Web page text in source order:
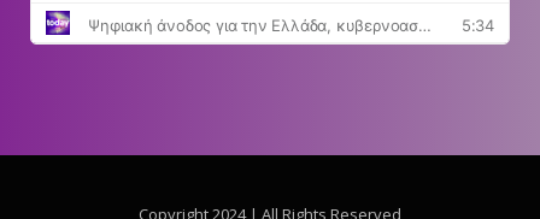
Copyright 2024 | All Rights Reserved